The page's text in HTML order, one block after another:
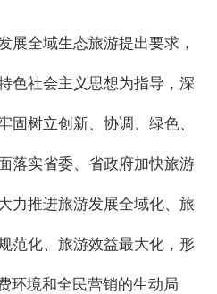
全域生态旅游提出要求，
色社会主义思想为指导，深
固树立创新、协调、绿色、
落实省委、省政府加快旅游
力推进旅游发展全域化、旅
范化、旅游效益最大化，形
环境和全民营销的生动局